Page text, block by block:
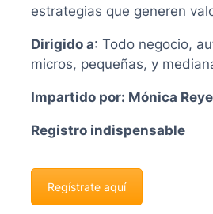
estrategias que generen
Dirigido a: Todo negocio,
micros, pequeñas, y
Impartido por: Mónica
Registro indispensable
Regístrate aquí